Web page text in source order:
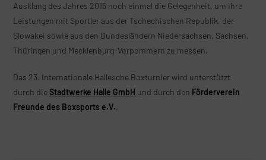
Ausklang des Jahres 2015 noch einmal die Gelegenheit, um ihre
Leistungen mit Sportler aus der Tschechischen Republik, der
Slowakei sowie aus den Bundesländern Niedersachsen, Sachsen,
Thüringen und Mecklenburg-Vorpommern zu messen.
Das 23. Internationale Hallesche Boxturnier wird unterstützt
durch dieStadtwerke Halle GmbH und durch den Förderverein
Freunde des Boxsports e.V..